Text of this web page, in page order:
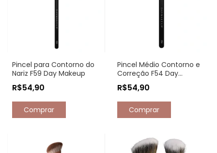
Pincel para Contorno do
Nariz F59 Day Makeup
R$54,90
Pincel Médio Contorno e
Correção F54 Day
Makeup
R$54,90